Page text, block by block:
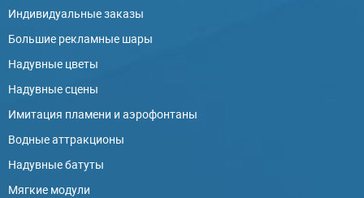
Индивидуальные заказы
Большие рекламные шары
Надувные цветы
Надувные сцены
Имитация пламени и аэрофонтаны
Водные аттракционы
Надувные батуты
Мягкие модули